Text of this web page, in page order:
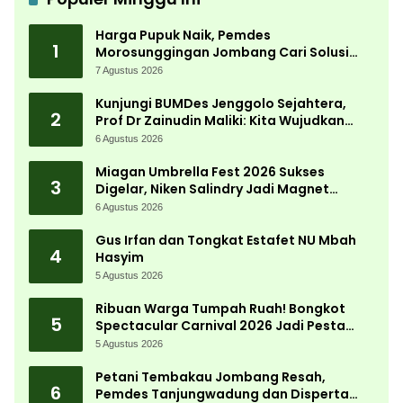
1
Harga Pupuk Naik, Pemdes
Morosunggingan Jombang Cari Solusi
Lewat Kajian Akademik
7 Agustus 2026
2
Kunjungi BUMDes Jenggolo Sejahtera,
Prof Dr Zainudin Maliki: Kita Wujudkan
Kemandirian Ekonomi dengan Potensi
6 Agustus 2026
3
Miagan Umbrella Fest 2026 Sukses
Digelar, Niken Salindry Jadi Magnet
Ribuan Pengunjung
6 Agustus 2026
4
Gus Irfan dan Tongkat Estafet NU Mbah
Hasyim
5 Agustus 2026
5
Ribuan Warga Tumpah Ruah! Bongkot
Spectacular Carnival 2026 Jadi Pesta
Kemerdekaan Terbesar di Peterongan
5 Agustus 2026
6
Petani Tembakau Jombang Resah,
Pemdes Tanjungwadung dan Disperta